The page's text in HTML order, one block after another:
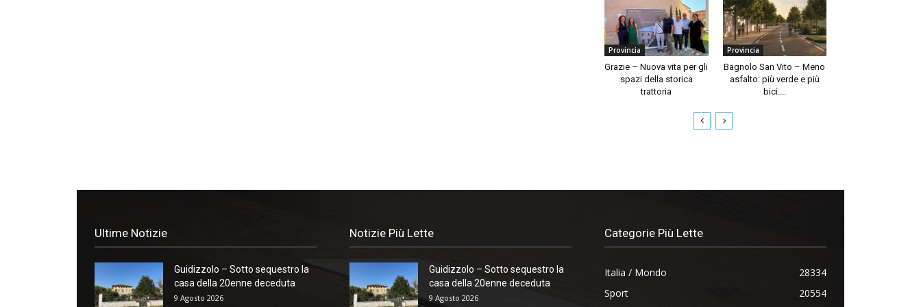
Provincia
Grazie – Nuova vita per gli
spazi della storica
trattoria
Provincia
Bagnolo San Vito – Meno
asfalto: più verde e più
bici....
Ultime Notizie
Guidizzolo – Sotto sequestro la
casa della 20enne deceduta
9 Agosto 2026
Notizie Più Lette
Guidizzolo – Sotto sequestro la
casa della 20enne deceduta
9 Agosto 2026
Categorie Più Lette
Italia / Mondo
28334
Sport
20554